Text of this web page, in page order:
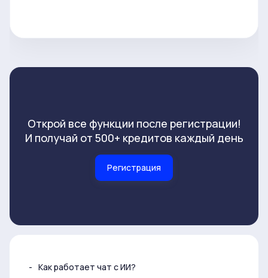
Открой все функции после регистрации!
И получай от 500+ кредитов каждый день
Регистрация
Как работает чат с ИИ?